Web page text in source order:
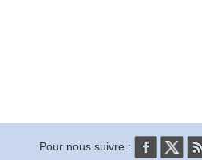
Pour nous suivre :